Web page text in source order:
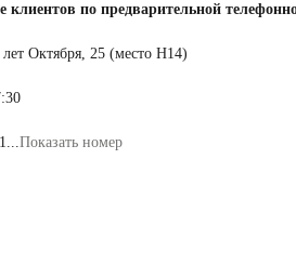
клиентов по предварительной
Октября, 25 (место H14)
Показать номер